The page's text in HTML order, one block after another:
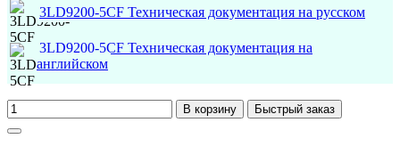
3LD9200-5CF Техническая документация на русском
3LD9200-5CF Техническая документация на
английском
В корзину Быстрый заказ